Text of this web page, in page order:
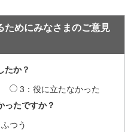
ためにみなさまのご意見
たか？
3：役に立たなかった
ったですか？
つう